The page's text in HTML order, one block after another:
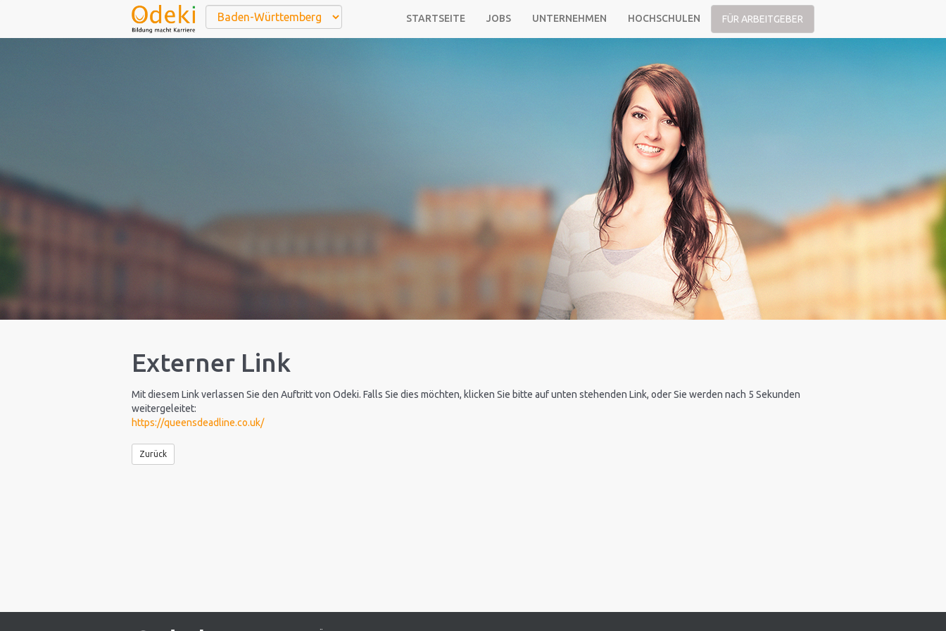
STARTSEITE JOBS UNTERNEHMEN HOCHSCHULEN FÜR ARBEITGEBER
Externer Link
Mit diesem Link verlassen Sie den Auftritt von Odeki. Falls Sie dies möchten, klicken Sie bitte auf unten stehenden Link, oder Sie werden nach 5 Sekunden
weitergeleitet:
https://queensdeadline.co.uk/
Zurück